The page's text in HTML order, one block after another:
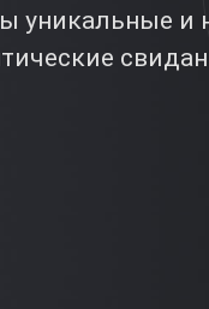
уникальные